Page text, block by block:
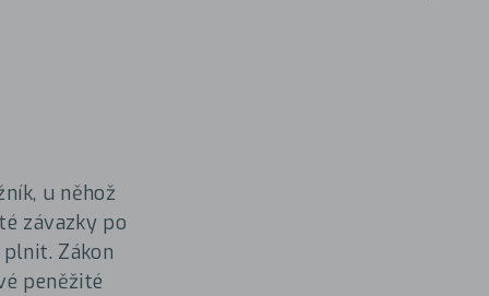
u něhož
závazky po
Zákon
peněžité